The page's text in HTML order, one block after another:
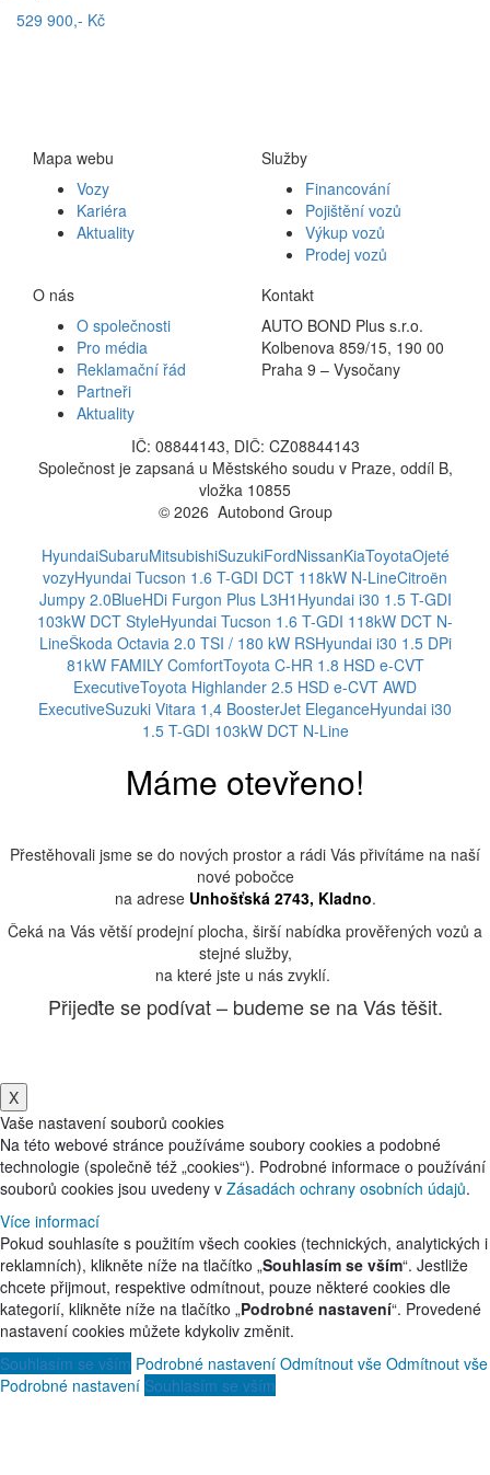
529 900,- Kč
Mapa webu
Vozy
Kariéra
Aktuality
Služby
Financování
Pojištění vozů
Výkup vozů
Prodej vozů
O nás
O společnosti
Pro média
Reklamační řád
Partneři
Aktuality
Kontakt
AUTO BOND Plus s.r.o.
Kolbenova 859/15, 190 00
Praha 9 – Vysočany
IČ: 08844143, DIČ: CZ08844143
Společnost je zapsaná u Městského soudu v Praze, oddíl B,
vložka 10855
© 2026 Autobond Group
HyundaiSubaruMitsubishiSuzukiFordNissanKiaToyotaOjeté
vozyHyundai Tucson 1.6 T-GDI DCT 118kW N-LineCitroën
Jumpy 2.0BlueHDi Furgon Plus L3H1 Hyundai i30 1.5 T-GDI
103kW DCT StyleHyundai Tucson 1.6 T-GDI 118kW DCT N-
LineŠkoda Octavia 2.0 TSI / 180 kW RSHyundai i30 1.5 DPi
81kW FAMILY ComfortToyota C-HR 1.8 HSD e-CVT
ExecutiveToyota Highlander 2.5 HSD e-CVT AWD
ExecutiveSuzuki Vitara 1,4 BoosterJet EleganceHyundai i30
1.5 T-GDI 103kW DCT N-Line
Máme otevřeno!
Přestěhovali jsme se do nových prostor a rádi Vás přivítáme na naší
nové pobočce
na adrese Unhošťská 2743, Kladno.
Čeká na Vás větší prodejní plocha, širší nabídka prověřených vozů a
stejné služby,
na které jste u nás zvyklí.
Přijeďte se podívat – budeme se na Vás těšit.
X
Vaše nastavení souborů cookies
Na této webové stránce používáme soubory cookies a podobné
technologie (společně též „cookies“). Podrobné informace o používání
souborů cookies jsou uvedeny v Zásadách ochrany osobních údajů.
Více informací
Pokud souhlasíte s použitím všech cookies (technických, analytických i
reklamních), klikněte níže na tlačítko „Souhlasím se vším“. Jestliže
chcete přijmout, respektive odmítnout, pouze některé cookies dle
kategorií, klikněte níže na tlačítko „Podrobné nastavení“. Provedené
nastavení cookies můžete kdykoliv změnit.
Souhlasím se vším Podrobné nastavení Odmítnout vše Odmítnout vše
Podrobné nastavení Souhlasím se vším